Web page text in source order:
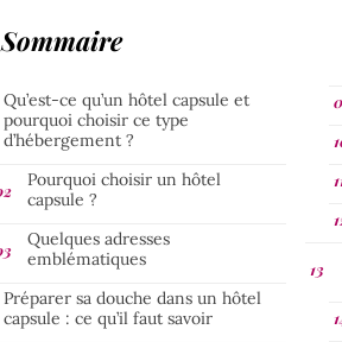
Sommaire
Qu’est-ce qu’un hôtel capsule et
pourquoi choisir ce type
d’hébergement ?
Pourquoi choisir un hôtel
capsule ?
Quelques adresses
emblématiques
Préparer sa douche dans un hôtel
capsule : ce qu’il faut savoir